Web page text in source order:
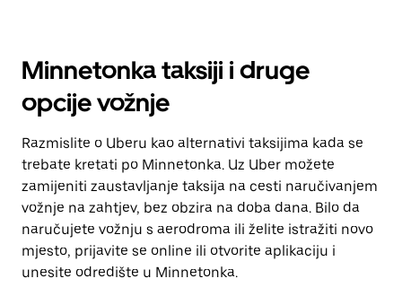
Minnetonka taksiji i druge
opcije vožnje
Razmislite o Uberu kao alternativi taksijima kada se
trebate kretati po Minnetonka. Uz Uber možete
zamijeniti zaustavljanje taksija na cesti naručivanjem
vožnje na zahtjev, bez obzira na doba dana. Bilo da
naručujete vožnju s aerodroma ili želite istražiti novo
mjesto, prijavite se online ili otvorite aplikaciju i
unesite odredište u Minnetonka.